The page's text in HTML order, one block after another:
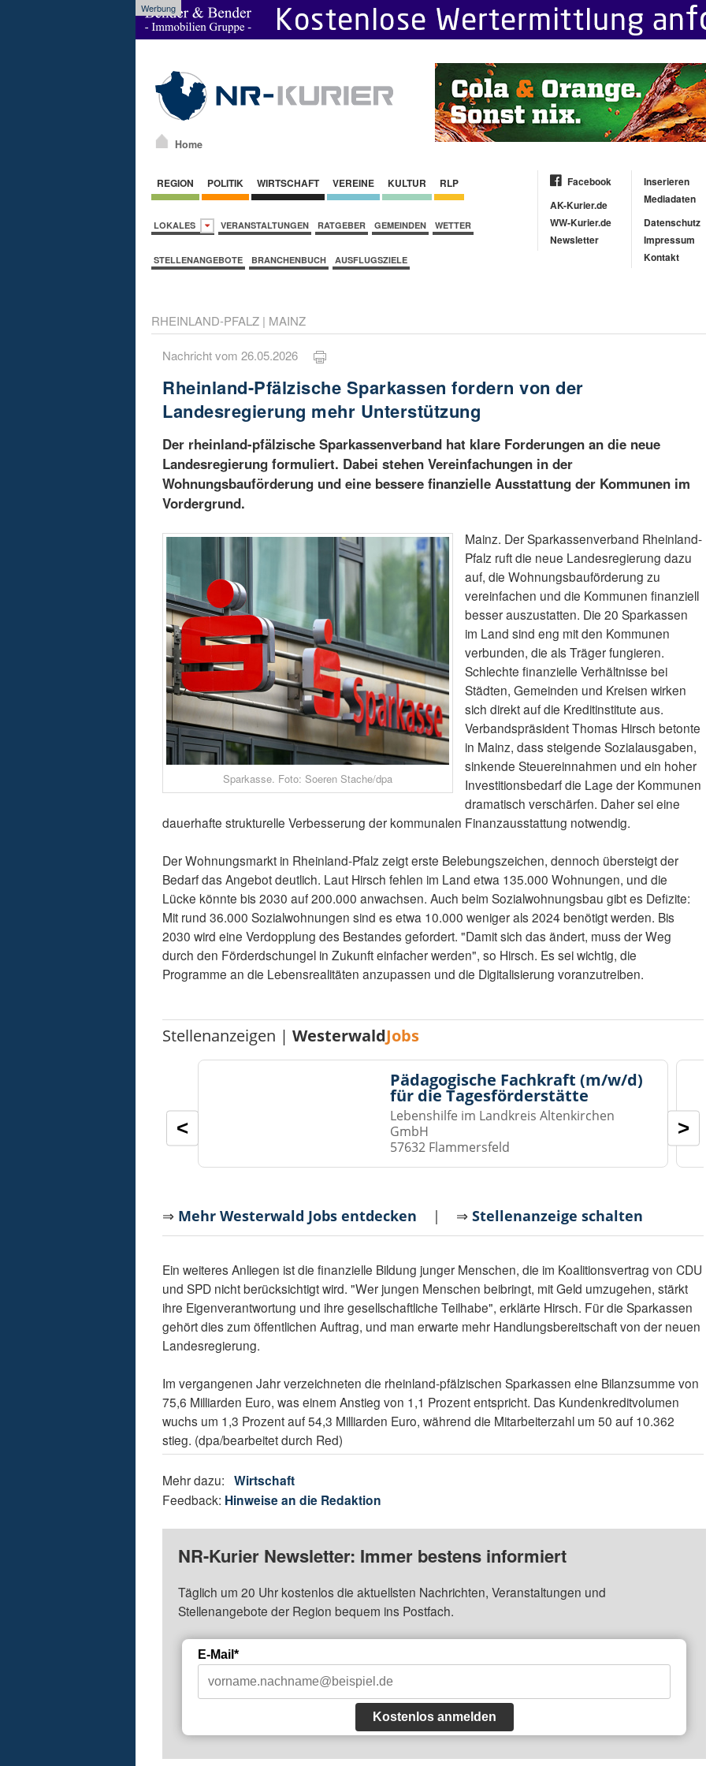
Werbung
Home
REGION POLITIK WIRTSCHAFT VEREINE KULTUR RLP
LOKALES VERANSTALTUNGEN RATGEBER GEMEINDEN WETTER
STELLENANGEBOTE BRANCHENBUCH AUSFLUGSZIELE
Facebook
AK-Kurier.de
WW-Kurier.de
Newsletter
Inserieren
Mediadaten
Datenschutz
Impressum
Kontakt
RHEINLAND-PFALZ | MAINZ
Nachricht vom 26.05.2026
Rheinland-Pfälzische Sparkassen fordern von der
Landesregierung mehr Unterstützung
Der rheinland-pfälzische Sparkassenverband hat klare Forderungen an die neue
Landesregierung formuliert. Dabei stehen Vereinfachungen in der
Wohnungsbauförderung und eine bessere finanzielle Ausstattung der Kommunen im
Vordergrund.
Sparkasse. Foto: Soeren Stache/dpa
Mainz. Der Sparkassenverband Rheinland-
Pfalz ruft die neue Landesregierung dazu
auf, die Wohnungsbauförderung zu
vereinfachen und die Kommunen finanziell
besser auszustatten. Die 20 Sparkassen
im Land sind eng mit den Kommunen
verbunden, die als Träger fungieren.
Schlechte finanzielle Verhältnisse bei
Städten, Gemeinden und Kreisen wirken
sich direkt auf die Kreditinstitute aus.
Verbandspräsident Thomas Hirsch betonte
in Mainz, dass steigende Sozialausgaben,
sinkende Steuereinnahmen und ein hoher
Investitionsbedarf die Lage der Kommunen
dramatisch verschärfen. Daher sei eine
dauerhafte strukturelle Verbesserung der kommunalen Finanzausstattung notwendig.
Der Wohnungsmarkt in Rheinland-Pfalz zeigt erste Belebungszeichen, dennoch übersteigt der
Bedarf das Angebot deutlich. Laut Hirsch fehlen im Land etwa 135.000 Wohnungen, und die
Lücke könnte bis 2030 auf 200.000 anwachsen. Auch beim Sozialwohnungsbau gibt es Defizite:
Mit rund 36.000 Sozialwohnungen sind es etwa 10.000 weniger als 2024 benötigt werden. Bis
2030 wird eine Verdopplung des Bestandes gefordert. "Damit sich das ändert, muss der Weg
durch den Förderdschungel in Zukunft einfacher werden", so Hirsch. Es sei wichtig, die
Programme an die Lebensrealitäten anzupassen und die Digitalisierung voranzutreiben.
Stellenanzeigen |WesterwaldJobs
Pädagogische Fachkraft (m/w/d)
für die Tagesförderstätte
Lebenshilfe im Landkreis Altenkirchen
GmbH
57632 Flammersfeld
< >
⇒ Mehr Westerwald Jobs entdecken | ⇒Stellenanzeige schalten
Ein weiteres Anliegen ist die finanzielle Bildung junger Menschen, die im Koalitionsvertrag von CDU
und SPD nicht berücksichtigt wird. "Wer jungen Menschen beibringt, mit Geld umzugehen, stärkt
ihre Eigenverantwortung und ihre gesellschaftliche Teilhabe", erklärte Hirsch. Für die Sparkassen
gehört dies zum öffentlichen Auftrag, und man erwarte mehr Handlungsbereitschaft von der neuen
Landesregierung.
Im vergangenen Jahr verzeichneten die rheinland-pfälzischen Sparkassen eine Bilanzsumme von
75,6 Milliarden Euro, was einem Anstieg von 1,1 Prozent entspricht. Das Kundenkreditvolumen
wuchs um 1,3 Prozent auf 54,3 Milliarden Euro, während die Mitarbeiterzahl um 50 auf 10.362
stieg. (dpa/bearbeitet durch Red)
Mehr dazu:Wirtschaft
Feedback: Hinweise an die Redaktion
NR-Kurier Newsletter: Immer bestens informiert
Täglich um 20 Uhr kostenlos die aktuellsten Nachrichten, Veranstaltungen und
Stellenangebote der Region bequem ins Postfach.
E-Mail*
Kostenlos anmelden